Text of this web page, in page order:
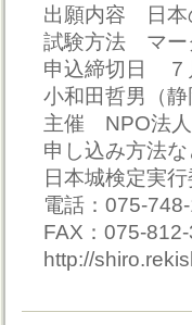
出願内容 日本
試験方法 マー
申込締切日 ７
小和田哲男（静
主催 NPO法人
申し込み方法な
日本城検定実
電話：075-
FAX：075-
http://